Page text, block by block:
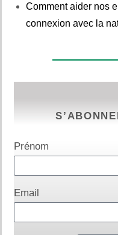
Comment aider nos
connexion avec la
Prénom
Email